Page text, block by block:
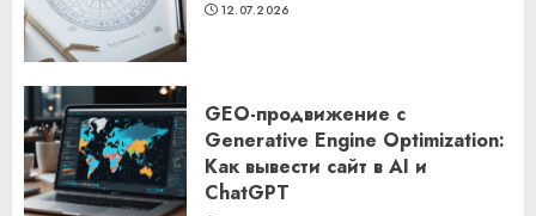
12.07.2026
GEO-продвижение с
Generative Engine Optimization:
Как вывести сайт в AI и
ChatGPT